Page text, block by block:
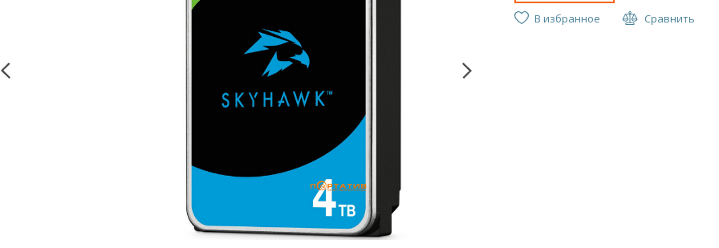
В избранное
Сравнить